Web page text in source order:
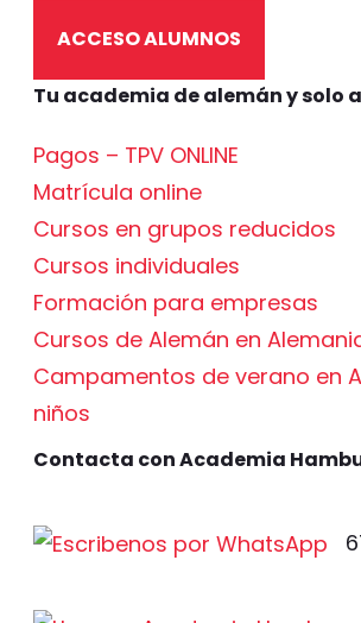
ACCESO ALUMNOS
Tu academia de alemán y solo
Pagos – TPV ONLINE
Matrícula online
Cursos en grupos reducidos
Cursos individuales
Formación para empresas
Cursos de Alemán en
Campamentos de verano en
niños
Contacta con Academia